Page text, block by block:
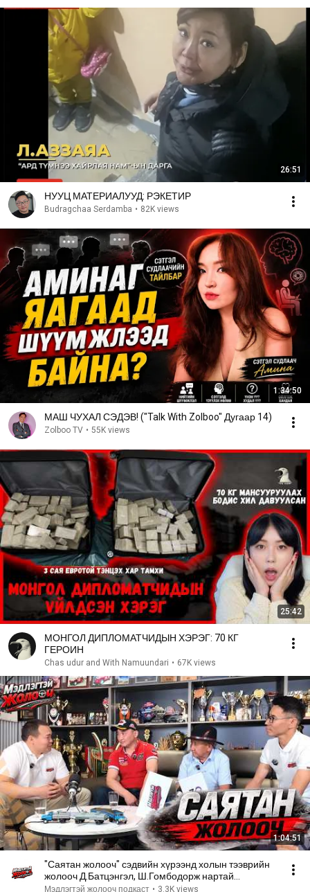
26:51
НУУЦ МАТЕРИАЛУУД: РЭКЕТИР
Budragchaa Serdamba • 82K views
1:34:50
МАШ ЧУХАЛ СЭДЭВ! ("Talk With Zolboo" Дугаар 14)
Zolboo TV • 55K views
25:42
МОНГОЛ ДИПЛОМАТЧИДЫН ХЭРЭГ: 70 КГ
ГЕРОИН
Chas udur and With Namuundari • 67K views
1:04:51
"Саятан жолооч" сэдвийн хүрээнд холын тээврийн
жолооч Д.Батцэнгэл, Ш.Гомбодорж нартай
ярилцлаа
Мэдлэгтэй жолооч подкаст • 3.3K views